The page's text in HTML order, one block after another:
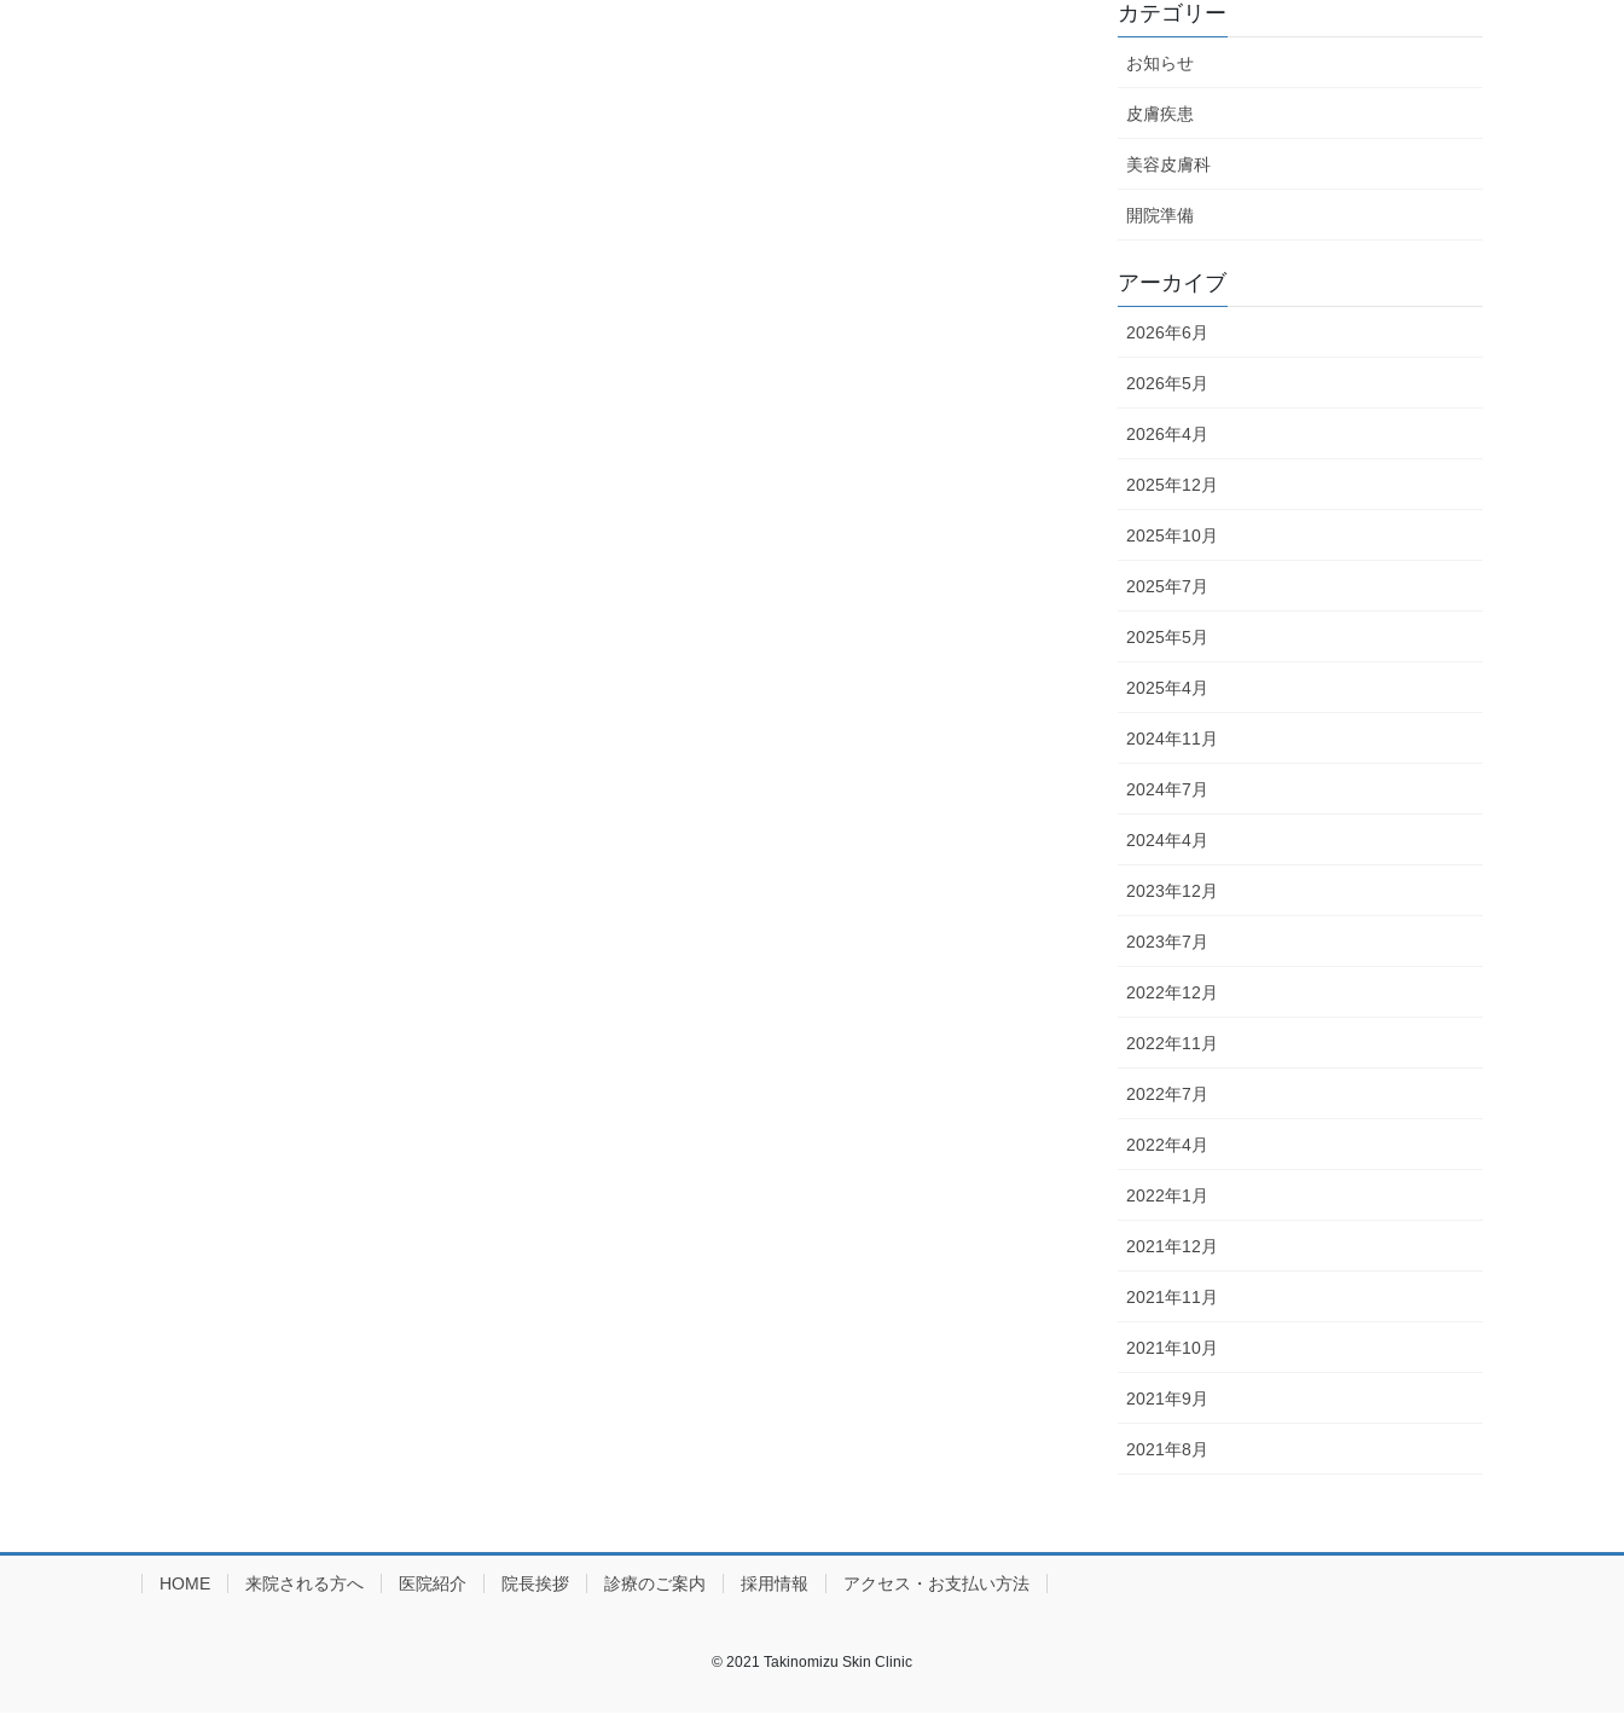
カテゴリー
お知らせ
皮膚疾患
美容皮膚科
開院準備
アーカイブ
2026年6月
2026年5月
2026年4月
2025年12月
2025年10月
2025年7月
2025年5月
2025年4月
2024年11月
2024年7月
2024年4月
2023年12月
2023年7月
2022年12月
2022年11月
2022年7月
2022年4月
2022年1月
2021年12月
2021年11月
2021年10月
2021年9月
2021年8月
HOME 来院される方へ 医院紹介 院長挨拶 診療のご案内 採用情報 アクセス・お支払い方法
© 2021 Takinomizu Skin Clinic